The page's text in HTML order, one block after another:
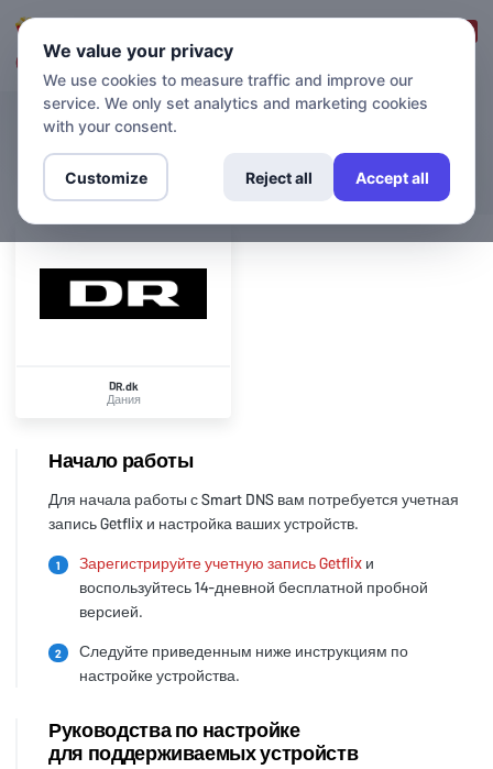
DR.dk
DR.dk
Дания
Начало работы
Для начала работы с Smart DNS вам потребуется учетная
запись Getflix и настройка ваших устройств.
1 Зарегистрируйте учетную запись Getflixи
воспользуйтесь 14-дневной бесплатной пробной
версией.
2
Следуйте приведенным ниже инструкциям по
настройке устройства.
Руководства по настройке
для поддерживаемых устройств
We value your privacy
We use cookies to measure traffic and improve our
service. We only set analytics and marketing cookies
with your consent.
Customize Reject all Accept all